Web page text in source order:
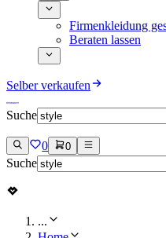
Firmenkleidung
Beraten lassen
Selber verkaufen
Suche
0 0
Suche
...